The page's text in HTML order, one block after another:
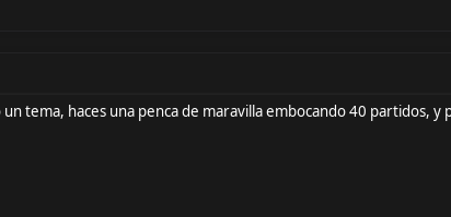
tema, haces una penca de maravilla embocando 40 partidos,